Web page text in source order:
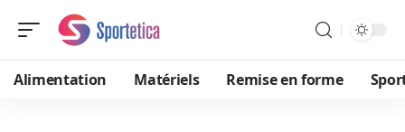
Alimentation Matériels Remise en forme